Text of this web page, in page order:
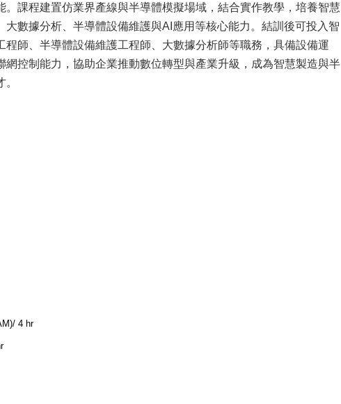
。課程建置仿業界產線與半導體模擬場域，結合實作教學，培養智慧
大數據分析、半導體設備維護與AI 應用等核心能力。結訓後可投入智
程師、半導體設備維護工程師、大數據分析師等職務，具備設備運
網控制能力，協助企業推動數位轉型與產業升級，成為智慧製造與半
4 hr